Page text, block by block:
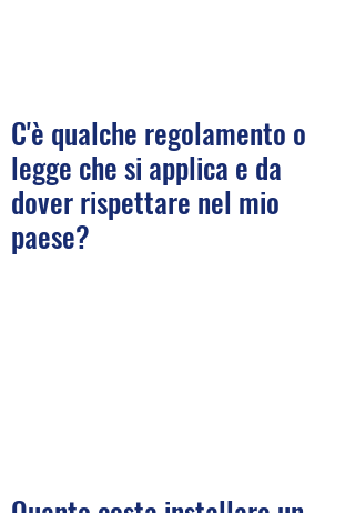
C'è qualche regolamento o
legge che si applica e da
dover rispettare nel mio
paese?